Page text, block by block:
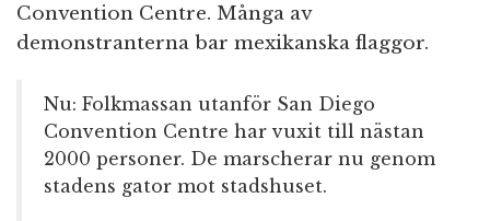
Convention Centre. Många av
demonstranterna bar mexikanska flaggor.
Nu: Folkmassan utanför San Diego
Convention Centre har vuxit till nästan
2000 personer. De marscherar nu genom
stadens gator mot stadshuset.